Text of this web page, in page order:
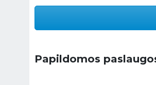
Papildomos